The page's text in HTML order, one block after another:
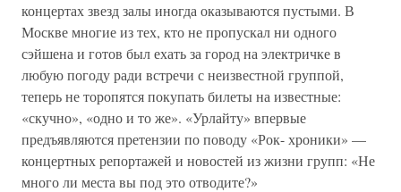
концертах звезд залы иногда оказываются пустыми. В
Москве многие из тех, кто не пропускал ни одного
сэйшена и готов был ехать за город на электричке в
любую погоду ради встречи с неизвестной группой,
теперь не торопятся покупать билеты на известные:
«скучно», «одно и то же». «Урлайту» впервые
предъявляются претензии по поводу «Рок- хроники» —
концертных репортажей и новостей из жизни групп: «Не
много ли места вы под это отводите?»